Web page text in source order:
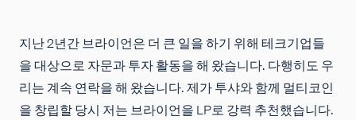
지난 2년간 브라이언은 더 큰 일을 하기 위해 테크기업들
을 대상으로 자문과 투자 활동을 해 왔습니다. 다행히도 우
리는 계속 연락을 해 왔습니다. 제가 투샤와 함께 멀티코인
을 창립할 당시 저는 브라이언을 LP로 강력 추천했습니다.